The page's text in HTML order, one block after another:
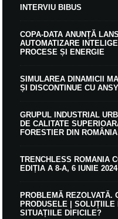
INTERVIU BIBUS
COPA-DATA ANUNȚĂ
AUTOMATIZARE
PROCESE ȘI ENERGIE
SIMULAREA DINAMICII
ȘI DISCONTINUE CU
GRUPUL INDUSTRIAL
DE CALITATE
FORESTIER DIN ROMÂNIA
TRENCHLESS ROMANIA
EDIȚIA A 8-A, 6 IUNIE 2024
PROBLEMĂ REZOLVATĂ.
PRODUSELE | SOLUȚIILE
SITUAȚIILE DIFICILE?